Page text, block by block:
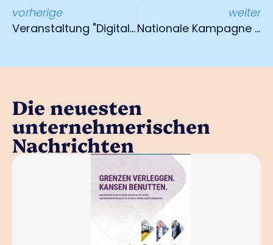
vorherige
Veranstaltung "Digitale Zusammenarbeit zwischen Seehafen und Hinterland" 18. September 2024
weiter
Nationale Kampagne "Meine Lernkultur" gestartet
Die neuesten
unternehmerischen
Nachrichten